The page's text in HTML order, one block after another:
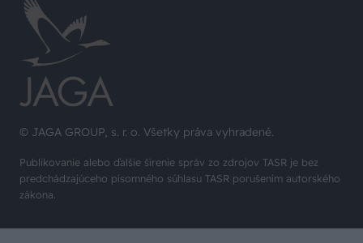
© JAGA GROUP, s. r. o. Všetky práva vyhradené.
Publikovanie alebo ďalšie šírenie správ zo zdrojov TASR je bez
predchádzajúceho písomného súhlasu TASR porušením autorského
zákona.